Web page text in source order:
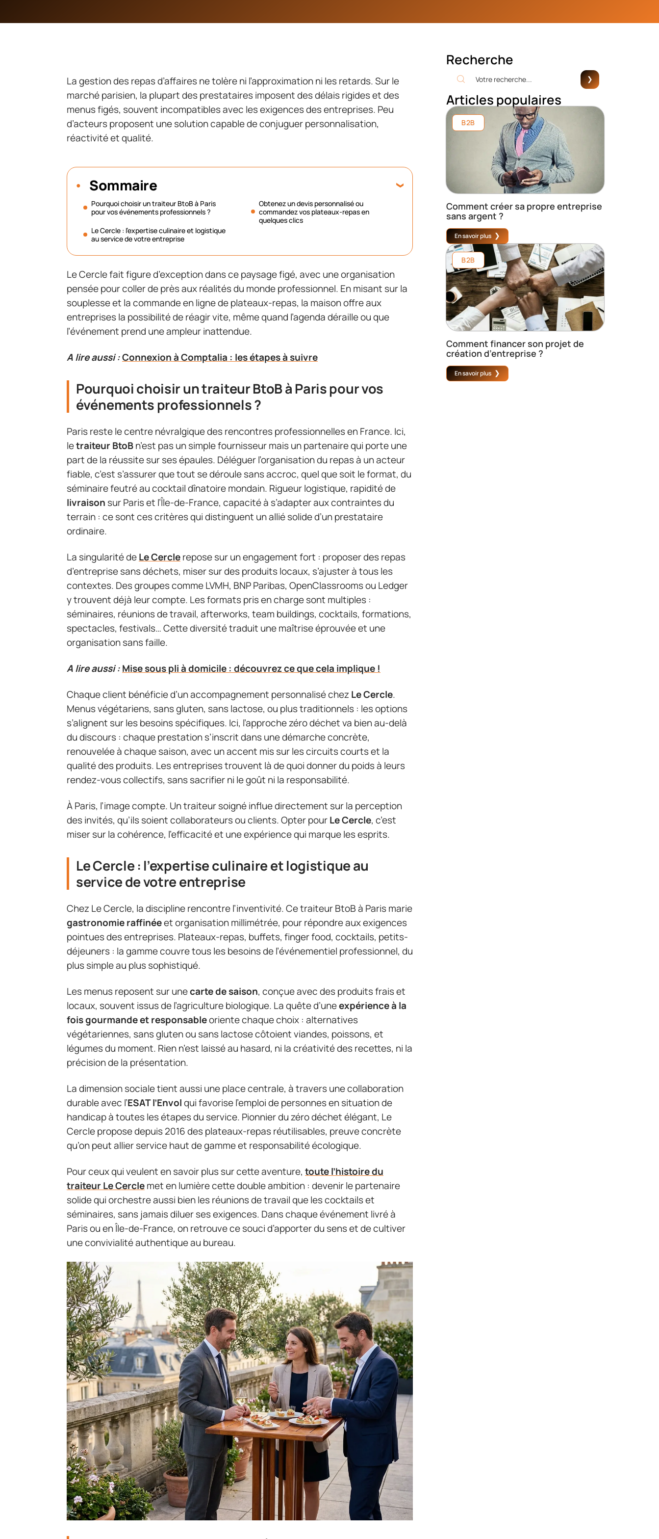
La gestion des repas d’affaires ne tolère ni l’approximation ni les retards. Sur le
marché parisien, la plupart des prestataires imposent des délais rigides et des
menus figés, souvent incompatibles avec les exigences des entreprises. Peu
d’acteurs proposent une solution capable de conjuguer personnalisation,
réactivité et qualité.
Sommaire
Pourquoi choisir un traiteur BtoB à Paris
pour vos événements professionnels ?
Le Cercle : l’expertise culinaire et logistique
au service de votre entreprise
Obtenez un devis personnalisé ou
commandez vos plateaux-repas en
quelques clics
Le Cercle fait figure d’exception dans ce paysage figé, avec une organisation
pensée pour coller de près aux réalités du monde professionnel. En misant sur la
souplesse et la commande en ligne de plateaux-repas, la maison offre aux
entreprises la possibilité de réagir vite, même quand l’agenda déraille ou que
l’événement prend une ampleur inattendue.
A lire aussi :Connexion à Comptalia : les étapes à suivre
Pourquoi choisir un traiteur BtoB à Paris pour vos
événements professionnels ?
Paris reste le centre névralgique des rencontres professionnelles en France. Ici,
letraiteur BtoBn’est pas un simple fournisseur mais un partenaire qui porte une
part de la réussite sur ses épaules. Déléguer l’organisation du repas à un acteur
fiable, c’est s’assurer que tout se déroule sans accroc, quel que soit le format, du
séminaire feutré au cocktail dînatoire mondain. Rigueur logistique, rapidité de
livraison sur Paris et l’Île-de-France, capacité à s’adapter aux contraintes du
terrain : ce sont ces critères qui distinguent un allié solide d’un prestataire
ordinaire.
La singularité deLe Cerclerepose sur un engagement fort : proposer des repas
d’entreprise sans déchets, miser sur des produits locaux, s’ajuster à tous les
contextes. Des groupes comme LVMH, BNP Paribas, OpenClassrooms ou Ledger
y trouvent déjà leur compte. Les formats pris en charge sont multiples :
séminaires, réunions de travail, afterworks, team buildings, cocktails, formations,
spectacles, festivals… Cette diversité traduit une maîtrise éprouvée et une
organisation sans faille.
A lire aussi :Mise sous pli à domicile : découvrez ce que cela implique !
Chaque client bénéficie d’un accompagnement personnalisé chez Le Cercle.
Menus végétariens, sans gluten, sans lactose, ou plus traditionnels : les options
s’alignent sur les besoins spécifiques. Ici, l’approche zéro déchet va bien au-delà
du discours : chaque prestation s’inscrit dans une démarche concrète,
renouvelée à chaque saison, avec un accent mis sur les circuits courts et la
qualité des produits. Les entreprises trouvent là de quoi donner du poids à leurs
rendez-vous collectifs, sans sacrifier ni le goût ni la responsabilité.
À Paris, l’image compte. Un traiteur soigné influe directement sur la perception
des invités, qu’ils soient collaborateurs ou clients. Opter pourLe Cercle, c’est
miser sur la cohérence, l’efficacité et une expérience qui marque les esprits.
Le Cercle : l’expertise culinaire et logistique au
service de votre entreprise
Chez Le Cercle, la discipline rencontre l’inventivité. Ce traiteur BtoB à Paris marie
gastronomie raffinéeet organisation millimétrée, pour répondre aux exigences
pointues des entreprises. Plateaux-repas, buffets, finger food, cocktails, petits-
déjeuners : la gamme couvre tous les besoins de l’événementiel professionnel, du
plus simple au plus sophistiqué.
Les menus reposent sur unecarte de saison, conçue avec des produits frais et
locaux, souvent issus de l’agriculture biologique. La quête d’uneexpérience à la
fois gourmande et responsableoriente chaque choix : alternatives
végétariennes, sans gluten ou sans lactose côtoient viandes, poissons, et
légumes du moment. Rien n’est laissé au hasard, ni la créativité des recettes, ni la
précision de la présentation.
La dimension sociale tient aussi une place centrale, à travers une collaboration
durable avec l’ESAT l’Envolqui favorise l’emploi de personnes en situation de
handicap à toutes les étapes du service. Pionnier du zéro déchet élégant, Le
Cercle propose depuis 2016 des plateaux-repas réutilisables, preuve concrète
qu’on peut allier service haut de gamme et responsabilité écologique.
Pour ceux qui veulent en savoir plus sur cette aventure, toute l’histoire du
traiteur Le Cerclemet en lumière cette double ambition : devenir le partenaire
solide qui orchestre aussi bien les réunions de travail que les cocktails et
séminaires, sans jamais diluer ses exigences. Dans chaque événement livré à
Paris ou en Île-de-France, on retrouve ce souci d’apporter du sens et de cultiver
une convivialité authentique au bureau.
Recherche
Articles populaires
B2B
Comment créer sa propre entreprise
sans argent ?
En savoir plus
B2B
Comment financer son projet de
création d’entreprise ?
En savoir plus